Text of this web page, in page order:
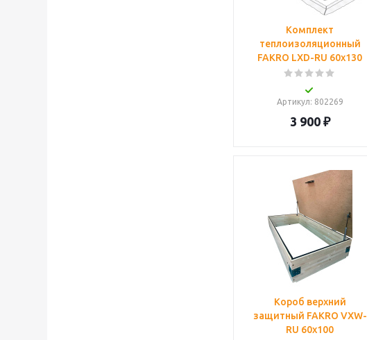
Комплект
теплоизоляционный
FAKRO LXD-RU 60x130
Артикул: 802269
3 900₽
Короб верхний
защитный FAKRO VXW-
RU 60х100